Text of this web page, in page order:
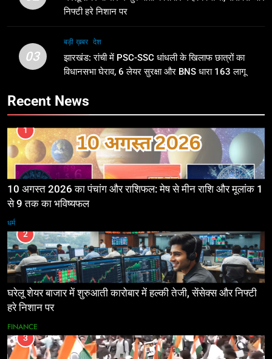
निफ्टी हरे निशान पर
03
बड़ी ख़बर देश
झारखंड: रांची में PSC-SSC धांधली के खिलाफ छात्रों का
विधानसभा घेराव, 6 लेयर सुरक्षा और BNS धारा 163 लागू
Recent News
1
10 अगस्त 2026 का पंचांग और राशिफल: मेष से मीन राशि और मूलांक 1
से 9 तक का भविष्यफल
धर्म
2
घरेलू शेयर बाजार में शुरुआती कारोबार में हल्की तेजी, सेंसेक्स और निफ्टी
हरे निशान पर
FINANCE
3